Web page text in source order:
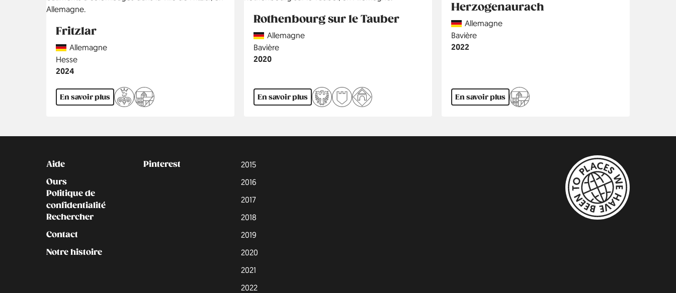
Fritzlar
CountryAllemagne
Région
Hesse
Année
2024
En savoir plus
Rothenbourg sur le Tauber
CountryAllemagne
Région
Bavière
Année
2020
En savoir plus
Herzogenaurach
CountryAllemagne
Région
Bavière
Année
2022
En savoir plus
Kontakt
Aide
Ours
Politique de
confidentialité
Rechercher
Contact
Notre histoire
Social
Pinterest
2015
2016
2017
2018
2019
2020
2021
2022